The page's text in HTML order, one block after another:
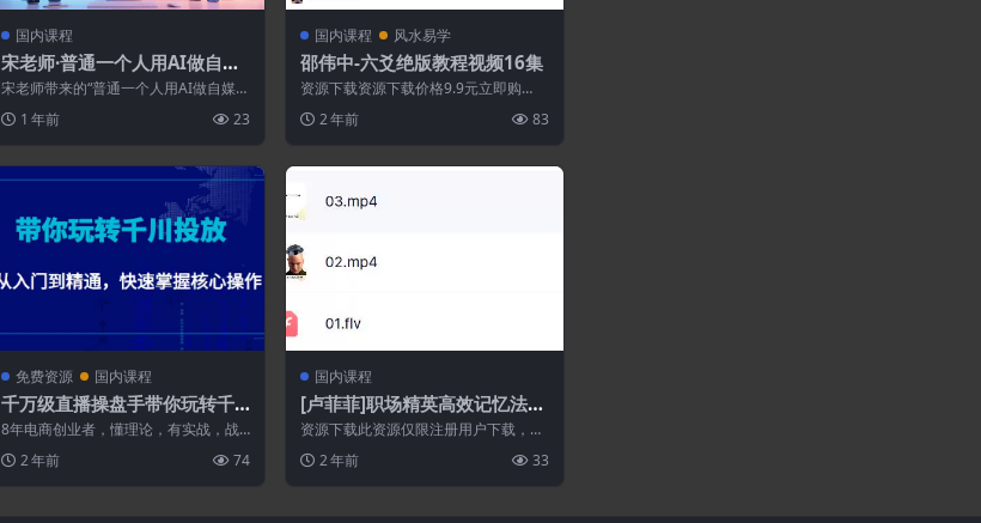
国内课程
宋老师·普通一个人用AI做自媒
体
宋老师带来的“普通一个人用AI做自媒
从最基础...
1 年前 23
国内课程 风水易学
邵伟中-六爻绝版教程视频16集
资源下载资源下载价格9.9元立即购
2 年前 83
免费资源 国内课程
千万级直播操盘手带你玩转千
川投放:从入门到精通,快速掌握
核心操作
8年电商创业者，懂理论，有实战，战
0万，...
2 年前 74
国内课程
[卢菲菲]职场精英高效记忆法
——脸盲怎么破？
资源下载此资源仅限注册用户下载，请
永久更新资...
2 年前 33